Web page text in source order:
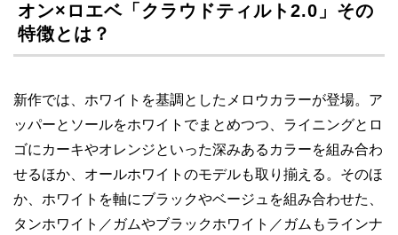
オン×ロエベ「クラウドティルト2.0」その
特徴とは？
新作では、ホワイトを基調としたメロウカラーが登場。ア
ッパーとソールをホワイトでまとめつつ、ライニングとロ
ゴにカーキやオレンジといった深みあるカラーを組み合わ
せるほか、オールホワイトのモデルも取り揃える。そのほ
か、ホワイトを軸にブラックやベージュを組み合わせた、
タンホワイト／ガムやブラックホワイト／ガムもラインナ